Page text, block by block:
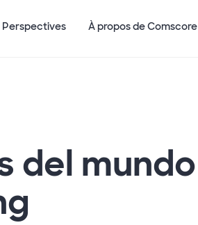
Perspectives À propos de Comscore
del mundo